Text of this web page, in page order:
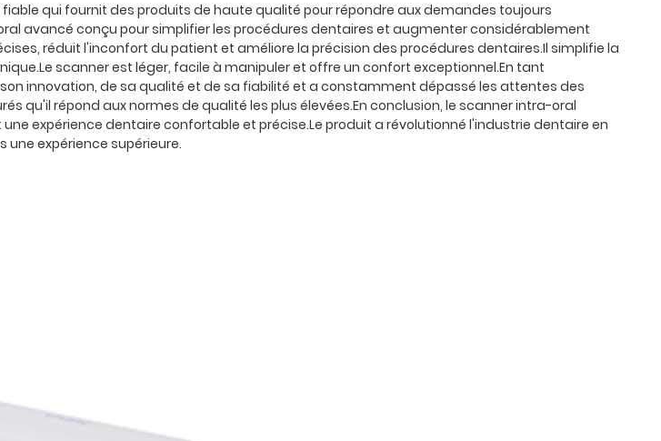
qui fournit des produits de haute qualité pour répondre aux demandes toujours
avancé conçu pour simplifier les procédures dentaires et augmenter considérablement
réduit l'inconfort du patient et améliore la précision des procédures dentaires.Il simplifie la
scanner est léger, facile à manipuler et offre un confort exceptionnel.En tant
innovation, de sa qualité et de sa fiabilité et a constamment dépassé les attentes des
qu'il répond aux normes de qualité les plus élevées.En conclusion, le scanner intra-oral
expérience dentaire confortable et précise.Le produit a révolutionné l'industrie dentaire en
expérience supérieure.